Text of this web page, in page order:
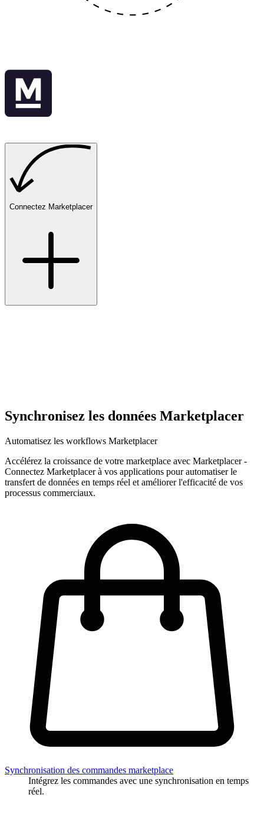
Connectez Marketplacer
Synchronisez les données Marketplacer
Automatisez les workflows Marketplacer
Accélérez la croissance de votre marketplace avec Marketplacer-
Connectez Marketplacer à vos applications pour automatiser le
transfert de données en temps réel et améliorer l'efficacité de vos
processus commerciaux.
Synchronisation des commandes marketplace
Intégrez les commandes avec une synchronisation en temps
réel.